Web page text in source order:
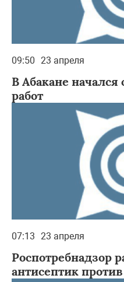
09:50 23 апреля
В Абакане
работ
07:13 23 апреля
Роспотребнадзор
антисептик